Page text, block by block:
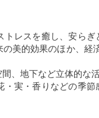
トレスを癒し、安ら
美的効果のほか、経
、地下など立体的な
・実・香りなどの季